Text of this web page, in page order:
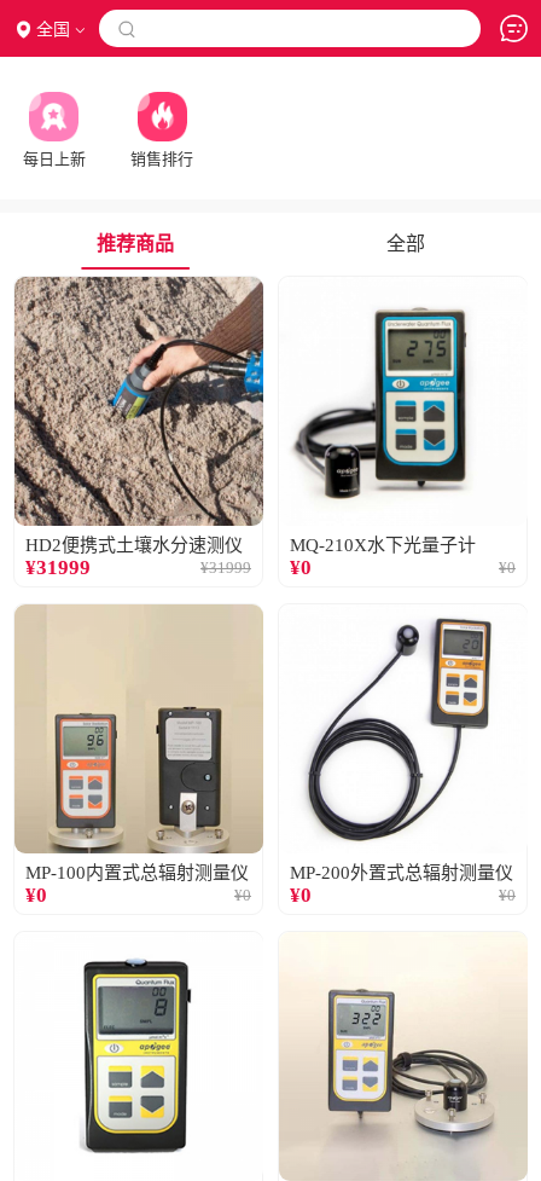
全国 
每日上新 销售排行
推荐商品 全部
HD2便携式土壤水分速测仪
¥31999 ¥31999
MQ-210X水下光量子计
¥0 ¥0
MP-100内置式总辐射测量仪
¥0 ¥0
MP-200外置式总辐射测量仪
¥0 ¥0